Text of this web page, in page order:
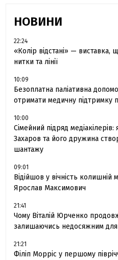
НОВИНИ
22:24
«Колір відстані» —
нитки та лінії
10:09
Безоплатна паліативна
отримати медичну підтримку
10:00
Сімейний підряд
Захаров та його дружина
шантажу
09:01
Відійшов у вічність колишній
Ярослав Максимович
21:41
Чому Віталій Юрченко
залишаючись недосяжним для
21:21
Філіп Морріс у першому